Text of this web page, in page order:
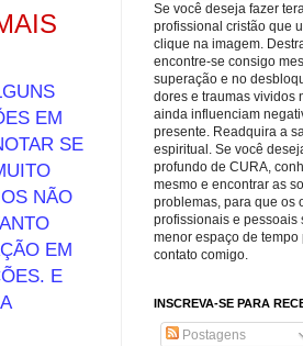
EM
SE
NÃO
EM
E
Se você deseja fazer
profissional cristão que
clique na imagem.
encontre-se consigo
superação e no
dores e traumas vividos
ainda influenciam
presente. Readquira a
espiritual. Se você
profundo de CURA,
mesmo e encontrar as
problemas, para que os
profissionais e pessoais
menor espaço de tempo
contato comigo.
INSCREVA-SE PARA
Postagens